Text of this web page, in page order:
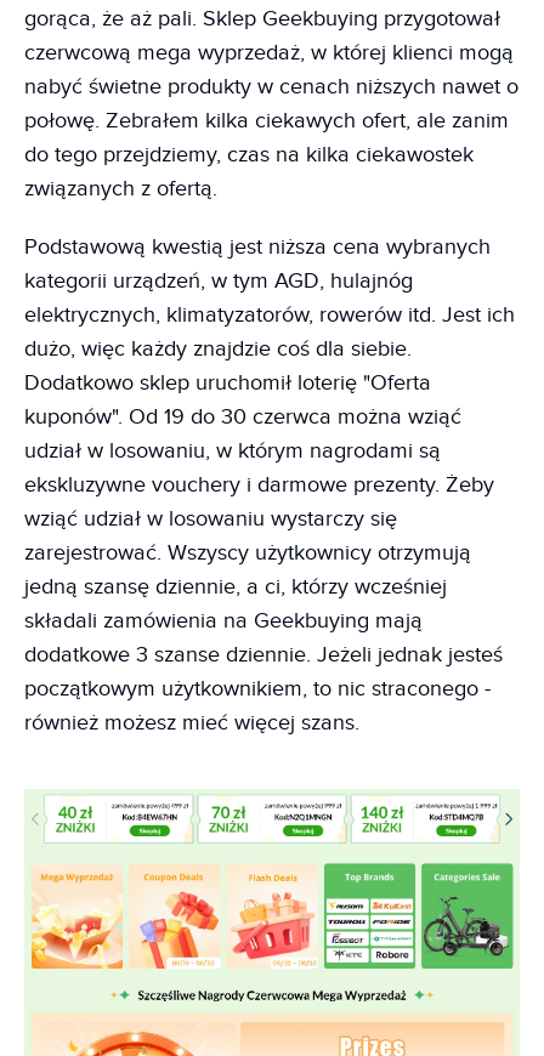
gorąca, że aż pali. Sklep Geekbuying przygotował
czerwcową mega wyprzedaż, w której klienci mogą
nabyć świetne produkty w cenach niższych nawet o
połowę. Zebrałem kilka ciekawych ofert, ale zanim
do tego przejdziemy, czas na kilka ciekawostek
związanych z ofertą.
Podstawową kwestią jest niższa cena wybranych
kategorii urządzeń, w tym AGD, hulajnóg
elektrycznych, klimatyzatorów, rowerów itd. Jest ich
dużo, więc każdy znajdzie coś dla siebie.
Dodatkowo sklep uruchomił loterię "Oferta
kuponów". Od 19 do 30 czerwca można wziąć
udział w losowaniu, w którym nagrodami są
ekskluzywne vouchery i darmowe prezenty. Żeby
wziąć udział w losowaniu wystarczy się
zarejestrować. Wszyscy użytkownicy otrzymują
jedną szansę dziennie, a ci, którzy wcześniej
składali zamówienia na Geekbuying mają
dodatkowe 3 szanse dziennie. Jeżeli jednak jesteś
początkowym użytkownikiem, to nic straconego -
również możesz mieć więcej szans.